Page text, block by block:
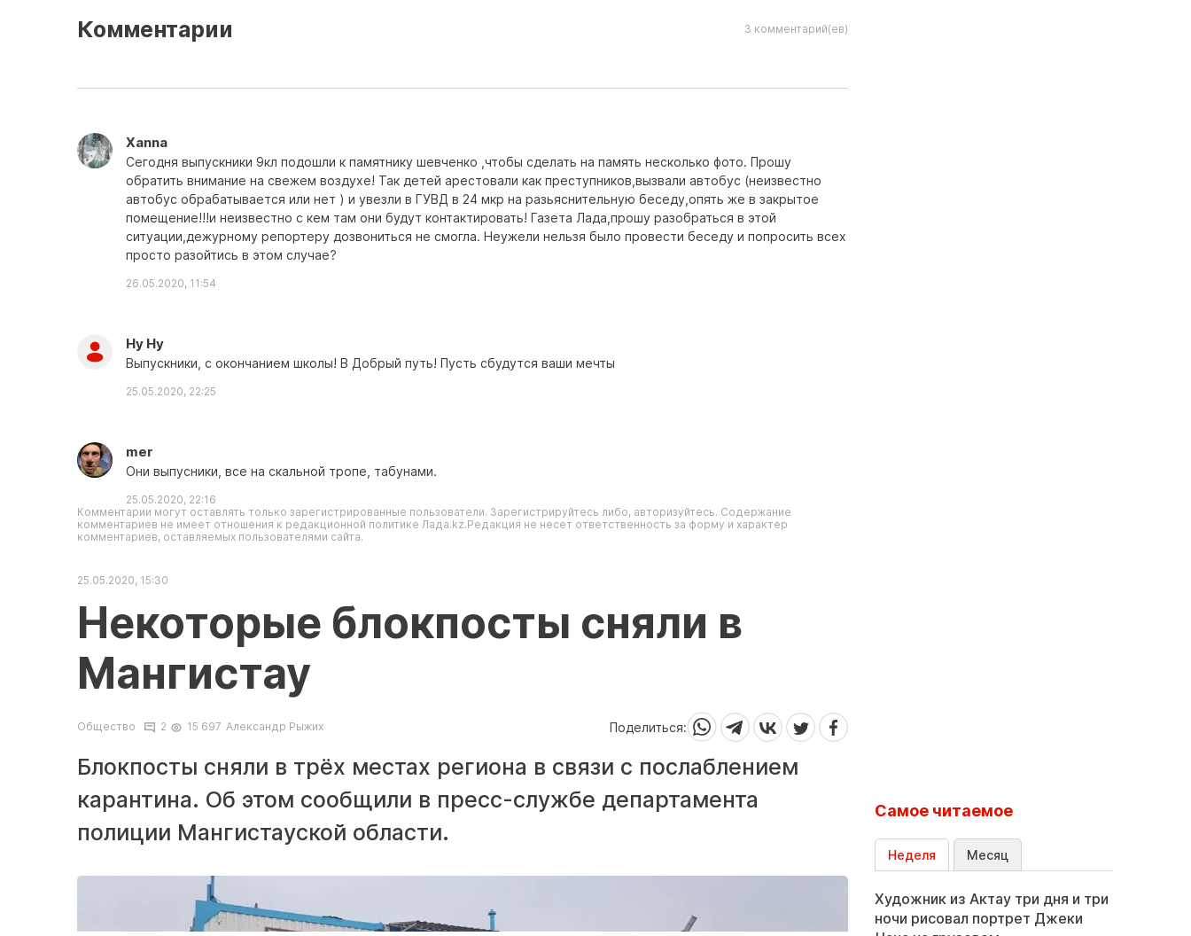
Комментарии 3 комментарий(ев)
Xanna
Сегодня выпускники 9кл подошли к памятнику шевченко ,чтобы сделать на память несколько фото. Прошу
обратить внимание на свежем воздухе! Так детей арестовали как преступников,вызвали автобус (неизвестно
автобус обрабатывается или нет ) и увезли в ГУВД в 24 мкр на разьяснительную беседу,опять же в закрытое
помещение!!!и неизвестно с кем там они будут контактировать! Газета Лада,прошу разобраться в этой
ситуации,дежурному репортеру дозвониться не смогла. Неужели нельзя было провести беседу и попросить всех
просто разойтись в этом случае?
26.05.2020, 11:54
Ну Ну
Выпускники, с окончанием школы! В Добрый путь! Пусть сбудутся ваши мечты
25.05.2020, 22:25
mer
Они выпусники, все на скальной тропе, табунами.
25.05.2020, 22:16
Комментарии могут оставлять только зарегистрированные пользователи. Зарегистрируйтесь либо, авторизуйтесь. Содержание
комментариев не имеет отношения к редакционной политике Лада.kz.Редакция не несет ответственность за форму и характер
комментариев, оставляемых пользователями сайта.
25.05.2020, 15:30
Некоторые блокпосты сняли в
Мангистау
Общество 2 15 697 Александр Рыжих Поделиться:
Блокпосты сняли в трёх местах региона в связи с послаблением
карантина. Об этом сообщили в пресс-службе департамента
полиции Мангистауской области.
Самое читаемое
Неделя Месяц
Художник из Актау три дня и три
ночи рисовал портрет Джеки